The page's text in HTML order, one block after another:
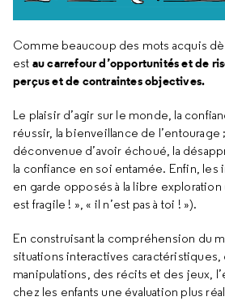
Comme beaucoup des mots acquis
est au carrefour d’opportunités et de
perçus et de contraintes objectives.
Le plaisir d’agir sur le monde, la
réussir, la bienveillance de l’entourage
déconvenue d’avoir échoué, la
la confiance en soi entamée. Enfin,
en garde opposés à la libre
est fragile ! », « il n’est pas à toi ! »).
En construisant la compréhension du
situations interactives
manipulations, des récits et des jeux,
chez les enfants une évaluation plus